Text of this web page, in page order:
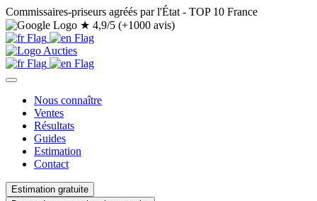
Commissaires-priseurs agréés par l'État - TOP 10 France
★ 4,9/5 (+1000 avis)
Nous connaître
Ventes
Résultats
Guides
Estimation
Contact
Estimation gratuite